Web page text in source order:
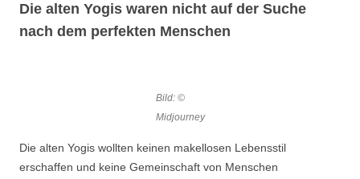
Die alten Yogis waren nicht auf der Suche
nach dem perfekten Menschen
Bild: ©
Midjourney
Die alten Yogis wollten keinen makellosen Lebensstil
erschaffen und keine Gemeinschaft von Menschen